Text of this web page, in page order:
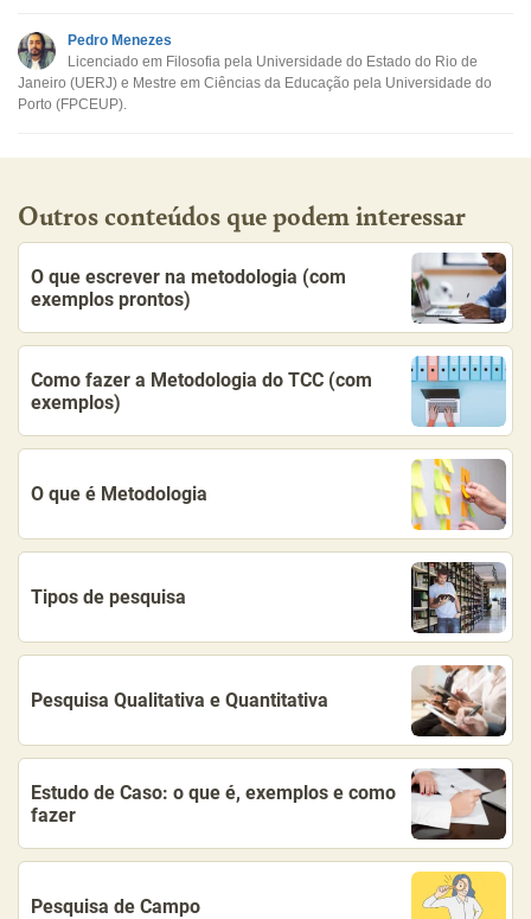
Este conteúdo não tem a informação que procuro
Outro
Pedro Menezes
Licenciado em Filosofia pela Universidade do Estado do Rio de
Janeiro (UERJ) e Mestre em Ciências da Educação pela Universidade do
Porto (FPCEUP).
Outros conteúdos que podem interessar
O que escrever na metodologia (com
exemplos prontos)
Como fazer a Metodologia do TCC (com
exemplos)
O que é Metodologia
Tipos de pesquisa
Pesquisa Qualitativa e Quantitativa
Estudo de Caso: o que é, exemplos e como
fazer
Pesquisa de Campo